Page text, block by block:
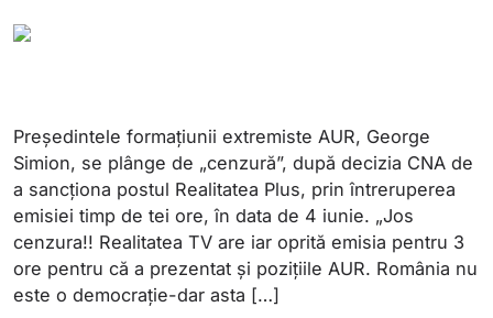
Președintele formațiunii extremiste AUR, George
Simion, se plânge de „cenzură”, după decizia CNA de
a sancționa postul Realitatea Plus, prin întreruperea
emisiei timp de tei ore, în data de 4 iunie. „Jos
cenzura!! Realitatea TV are iar oprită emisia pentru 3
ore pentru că a prezentat și pozițiile AUR. România nu
este o democrație-dar asta […]